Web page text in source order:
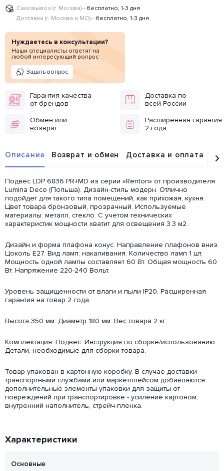
Самовывоз (г. Москва)—бесплатно, 1-3 дня
Доставка (г. Москва и МО)—бесплатно, 1-3 дня
Нуждаетесь в консультации?
Наши специалисты ответят на
любой интересующий вопрос
Задать вопрос
Гарантия качества
от брендов
Доставка по
всей России
Обмен или
возврат
Расширенная гарантия
2 года
Описание Возврат и обмен Доставка и оплата
Подвес LDP 6836 PR+MD из серии «Renton» от производителя
Lumina Deco (Польша). Дизайн-стиль модерн. Отлично
подойдет для такого типа помещений, как прихожая, кухня.
Цвет товара бронзовый, прозрачный. Используемые
материалы: металл, стекло. С учетом технических
характеристик мощности хватит для освещения 3.3 м2.
Дизайн и форма плафона конус. Направление плафонов вниз.
Цоколь E27. Вид ламп: накаливания. Количество ламп 1 шт.
Мощность одной лампы составляет 60 Вт. Общая мощность 60
Вт. Напряжение 220-240 Вольт.
Уровень защищенности от влаги и пыли IP20. Расширенная
гарантия на товар 2 года.
Высота 350 мм. Диаметр 180 мм. Вес товара 2 кг.
Комплектация: Подвес. Инструкция по сборке/использованию.
Детали, необходимые для сборки товара.
Товар упакован в картонную коробку. В случае доставки
транспортными службами или маркетплейсом добавляются
дополнительные элементы упаковки для защиты от
повреждений при транспортировке - усиление картоном,
внутренний наполнитель, стрейч-пленка.
Характеристики
Основные